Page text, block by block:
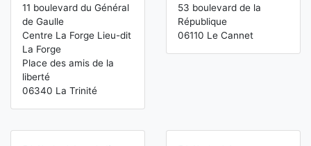
11 boulevard du Général
de Gaulle
Centre La Forge Lieu-dit
La Forge
Place des amis de la
liberté
06340 La Trinité
53 boulevard de la
République
06110 Le Cannet